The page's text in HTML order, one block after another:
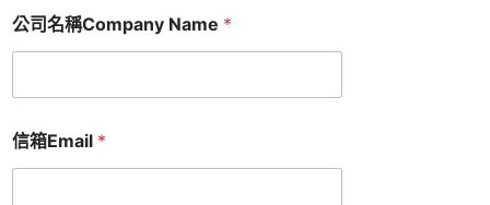
公司名稱Company Name *
信箱Email *